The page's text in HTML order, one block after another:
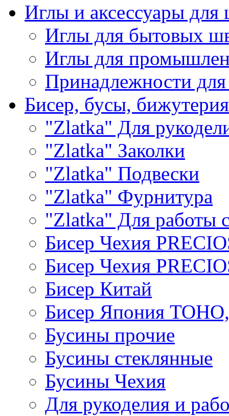
Иглы и аксессуары
Иглы для бытовых
Иглы для
Принадлежности
Бисер, бусы, бижутерия
"Zlatka" Для
"Zlatka" Заколки
"Zlatka" Подвески
"Zlatka" Фурнитура
"Zlatka" Для работы
Бисер Чехия
Бисер Чехия
Бисер Китай
Бисер Япония
Бусины прочие
Бусины стеклянные
Бусины Чехия
Для рукоделия и